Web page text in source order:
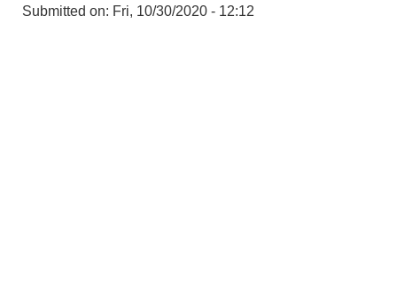
Submitted on: Fri, 10/30/2020 - 12:12